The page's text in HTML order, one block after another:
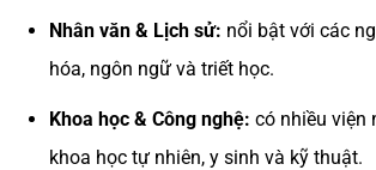
Nhân văn & Lịch sử: nổi bật với các
hóa, ngôn ngữ và triết học.
Khoa học & Công nghệ: có nhiều viện
khoa học tự nhiên, y sinh và kỹ thuật.